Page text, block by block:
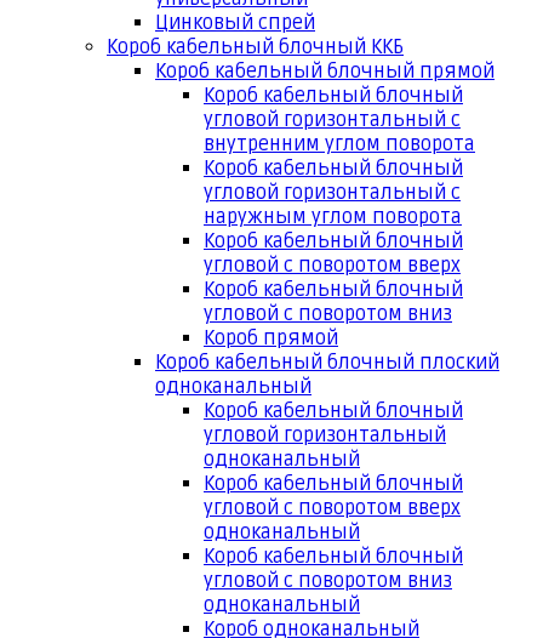
Цинковый спрей
Короб кабельный блочный ККБ
Короб кабельный блочный прямой
Короб кабельный блочный
угловой горизонтальный с
внутренним углом поворота
Короб кабельный блочный
угловой горизонтальный с
наружным углом поворота
Короб кабельный блочный
угловой с поворотом вверх
Короб кабельный блочный
угловой с поворотом вниз
Короб прямой
Короб кабельный блочный плоский
одноканальный
Короб кабельный блочный
угловой горизонтальный
одноканальный
Короб кабельный блочный
угловой с поворотом вверх
одноканальный
Короб кабельный блочный
угловой с поворотом вниз
одноканальный
Короб одноканальный